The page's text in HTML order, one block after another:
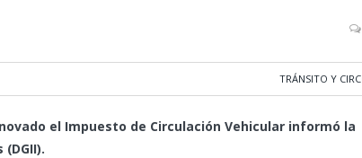
TRÁNSITO Y
el Impuesto de Circulación Vehicular informó la